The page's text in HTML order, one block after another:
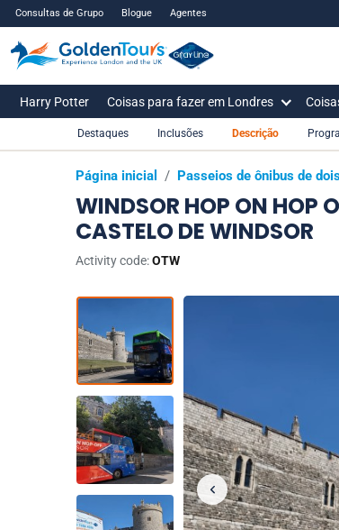
Consultas de Grupo Blogue Agentes
Harry Potter Coisas para fazer em Londres
Página inicial / Passeios de ônibus de
WINDSOR HOP ON HOP
CASTELO DE WINDSOR
Activity code:OTW
Destaques Inclusões Descrição